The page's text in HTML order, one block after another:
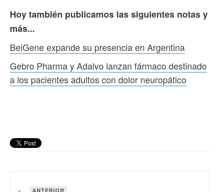
Hoy también publicamos las siguientes notas y
más...
BeiGene expande su presencia en Argentina
Gebro Pharma y Adalvo lanzan fármaco destinado
a los pacientes adultos con dolor neuropático
ANTERIOR